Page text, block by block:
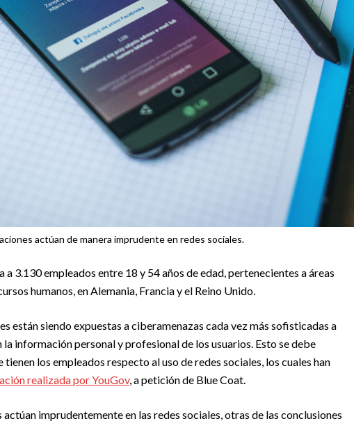
actúan de manera imprudente en redes sociales.
3.130 empleados entre 18 y 54 años de edad, pertenecientes a áreas
humanos, en Alemania, Francia y el Reino Unido.
están siendo expuestas a ciberamenazas cada vez más sofisticadas a
información personal y profesional de los usuarios. Esto se debe
los empleados respecto al uso de redes sociales, los cuales han
realizada por YouGov, a petición de Blue Coat.
imprudentemente en las redes sociales, otras de las conclusiones